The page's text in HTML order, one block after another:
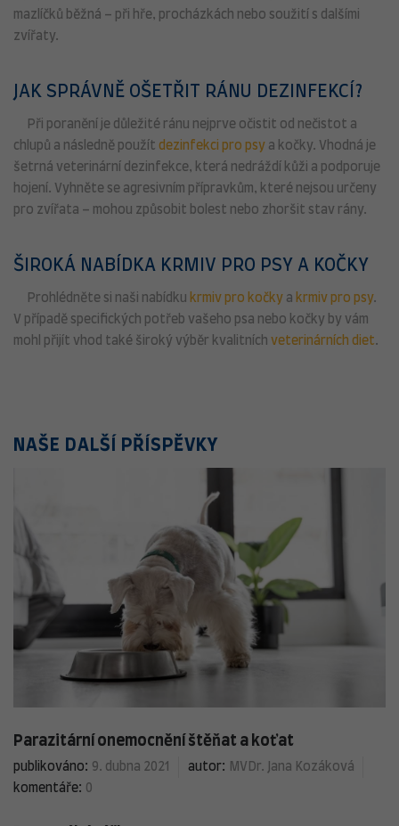
mazlíčků běžná – při hře, procházkách nebo soužití s dalšími
zvířaty.
JAK SPRÁVNĚ OŠETŘIT RÁNU DEZINFEKCÍ?
Při poranění je důležité ránu nejprve očistit od nečistot a
chlupů a následně použít dezinfekci pro psy a kočky. Vhodná je
šetrná veterinární dezinfekce, která nedráždí kůži a podporuje
hojení. Vyhněte se agresivním přípravkům, které nejsou určeny
pro zvířata – mohou způsobit bolest nebo zhoršit stav rány.
ŠIROKÁ NABÍDKA KRMIV PRO PSY A KOČKY
Prohlédněte si naši nabídku krmiv pro kočky a krmiv pro psy.
V případě specifických potřeb vašeho psa nebo kočky by vám
mohl přijít vhod také široký výběr kvalitních veterinárních diet.
NAŠE DALŠÍ PŘÍSPĚVKY
Parazitární onemocnění štěňat a koťat
publikováno: 9. dubna 2021 autor:
MVDr. Jana Kozáková
komentáře: 0